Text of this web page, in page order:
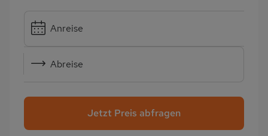
Anreise
Abreise
Jetzt Preis abfragen